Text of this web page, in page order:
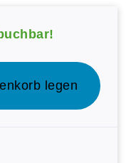
legen